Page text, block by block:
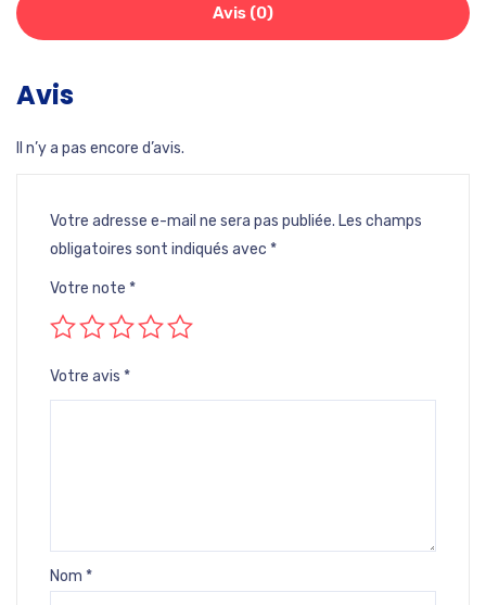
Avis (0)
Avis
Il n’y a pas encore d’avis.
Votre adresse e-mail ne sera pas publiée. Les champs
obligatoires sont indiqués avec *
Votre note *
Votre avis *
Nom *